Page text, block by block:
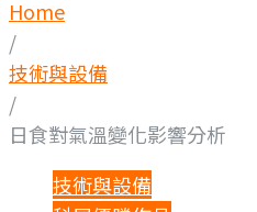
Home
/
技術與設備
/
日食對氣溫變化影響分析
技術與設備